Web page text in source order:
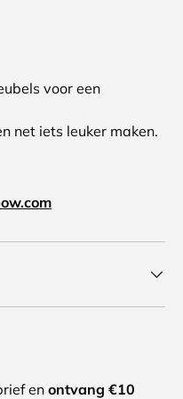
voor een
net iets leuker maken.
en ontvang €10